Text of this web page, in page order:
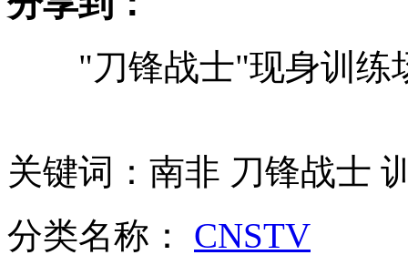
美化学部队重返韩并展示装备
"刀锋战士"现身训练
关键词：南非 刀锋战士
分类名称： CNSTV